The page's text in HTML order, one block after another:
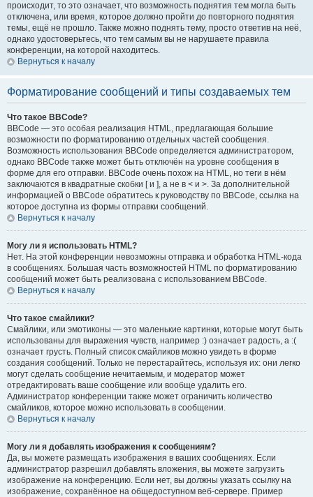
происходит, то это означает, что возможность поднятия тем могла быть
отключена, или время, которое должно пройти до повторного поднятия
темы, ещё не прошло. Также можно поднять тему, просто ответив на неё,
однако удостоверьтесь, что тем самым вы не нарушаете правила
конференции, на которой находитесь.
Вернуться к началу
Форматирование сообщений и типы создаваемых тем
Что такое BBCode?
BBCode — это особая реализация HTML, предлагающая большие
возможности по форматированию отдельных частей сообщения.
Возможность использования BBCode определяется администратором,
однако BBCode также может быть отключён на уровне сообщения в
форме для его отправки. BBCode очень похож на HTML, но теги в нём
заключаются в квадратные скобки [ и ], а не в < и >. За дополнительной
информацией о BBCode обратитесь к руководству по BBCode, ссылка на
которое доступна из формы отправки сообщений.
Вернуться к началу
Могу ли я использовать HTML?
Нет. На этой конференции невозможны отправка и обработка HTML-кода
в сообщениях. Большая часть возможностей HTML по форматированию
сообщений может быть реализована с использованием BBCode.
Вернуться к началу
Что такое смайлики?
Смайлики, или эмотиконы — это маленькие картинки, которые могут быть
использованы для выражения чувств, например :) означает радость, а :(
означает грусть. Полный список смайликов можно увидеть в форме
создания сообщений. Только не перестарайтесь, используя их: они легко
могут сделать сообщение нечитаемым, и модератор может
отредактировать ваше сообщение или вообще удалить его.
Администратор конференции также может ограничить количество
смайликов, которое можно использовать в сообщении.
Вернуться к началу
Могу ли я добавлять изображения к сообщениям?
Да, вы можете размещать изображения в ваших сообщениях. Если
администратор разрешил добавлять вложения, вы можете загрузить
изображение на конференцию. Если нет, вы должны указать ссылку на
изображение, сохранённое на общедоступном веб-сервере. Пример